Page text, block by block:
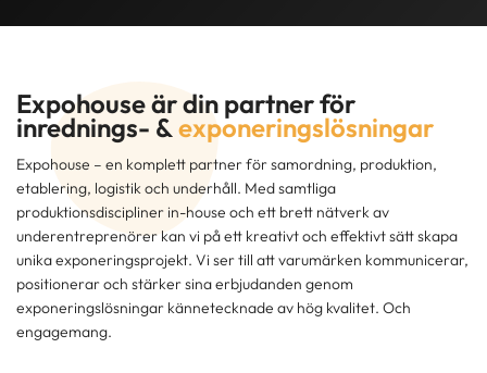
Expohouse är din partner för
inrednings- &exponeringslösningar
Expohouse – en komplett partner för samordning, produktion,
etablering, logistik och underhåll. Med samtliga
produktionsdiscipliner in-house och ett brett nätverk av
underentreprenörer kan vi på ett kreativt och effektivt sätt skapa
unika exponeringsprojekt. Vi ser till att varumärken kommunicerar,
positionerar och stärker sina erbjudanden genom
exponeringslösningar kännetecknade av hög kvalitet. Och
engagemang.